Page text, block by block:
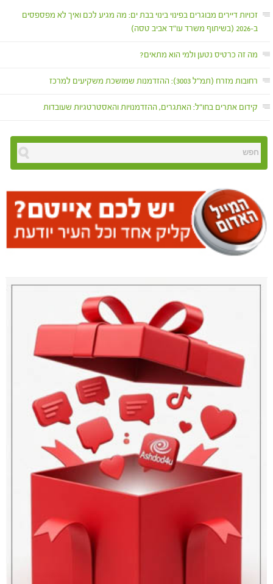
זכויות דיירים מבוגרים בפינוי בינוי בבת ים: מה מגיע לכם ואיך לא מפספסים
ב-2026 (בשיתוף משרד עו"ד אביב טסה)
מה זה כרטיס נטען ולמי הוא מתאים?
רחובות מזרח (תמ"ל 3003): ההזדמנות שמושכת משקיעים למרכז
קידום אתרים בחו"ל: האתגרים, ההזדמנויות והאסטרטגיות שעובדות